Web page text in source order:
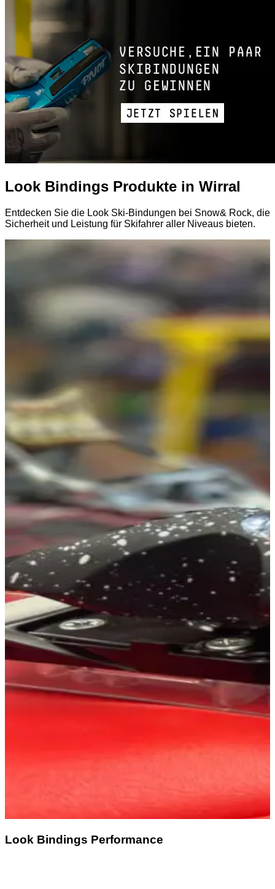
Look Bindings Produkte in Wirral
Entdecken Sie die Look Ski-Bindungen bei Snow& Rock, die
Sicherheit und Leistung für Skifahrer aller Niveaus bieten.
Look Bindings Performance